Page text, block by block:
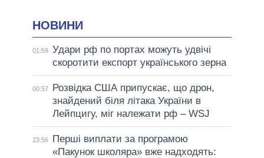
НОВИНИ
01:59 Удари рф по портах можуть удвічі
скоротити експорт українського зерна
00:57
Розвідка США припускає, що дрон,
знайдений біля літака України в
Лейпцигу, міг належати рф – WSJ
23:56
Перші виплати за програмою
«Пакунок школяра» вже надходять: